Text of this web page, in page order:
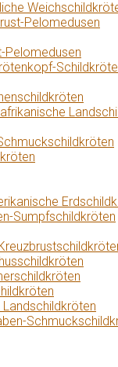
Pelomedusen
Pelomedusen
Sumpfschildkröten